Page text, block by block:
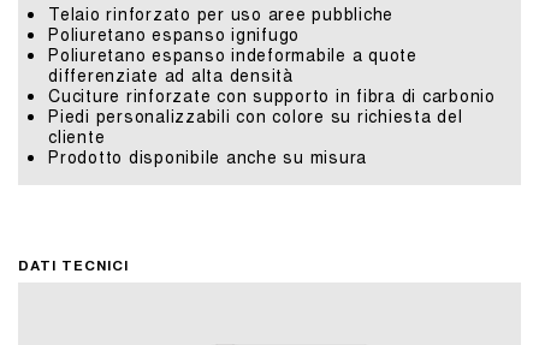
Telaio rinforzato per uso aree pubbliche
Poliuretano espanso ignifugo
Poliuretano espanso indeformabile a quote
differenziate ad alta densità
Cuciture rinforzate con supporto in fibra di carbonio
Piedi personalizzabili con colore su richiesta del
cliente
Prodotto disponibile anche su misura
DATI TECNICI